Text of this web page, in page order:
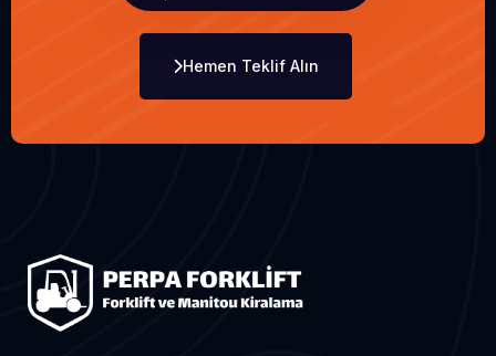
Hemen Teklif Alın